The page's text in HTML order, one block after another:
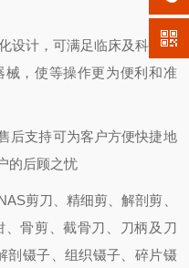
设计，可满足临床及科研上
，使等操作更为便利和准
后支持可为客户方便快捷地
的后顾之忧
剪刀、精细剪、解剖剪、
骨剪、截骨刀、刀柄及刀
剖镊子、组织镊子、碎片镊